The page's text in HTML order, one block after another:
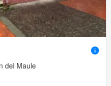
del Maule